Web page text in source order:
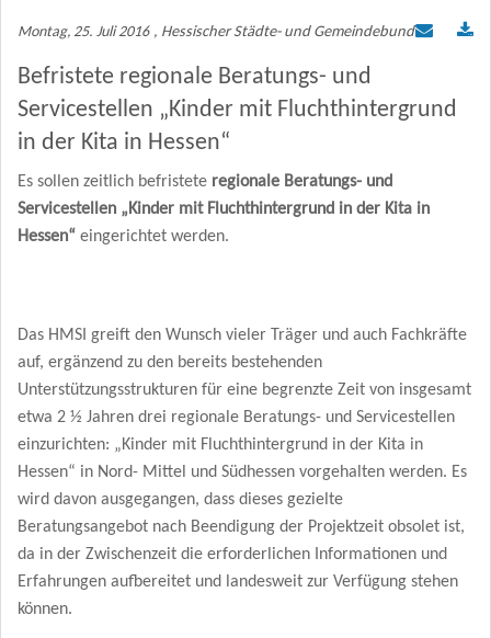
Montag, 25. Juli 2016 , Hessischer Städte- und Gemeindebund
Befristete regionale Beratungs- und
Servicestellen „Kinder mit Fluchthintergrund
in der Kita in Hessen“
Es sollen zeitlich befristete regionale Beratungs- und
Servicestellen „Kinder mit Fluchthintergrund in der Kita in
Hessen“ eingerichtet werden.
Das HMSI greift den Wunsch vieler Träger und auch Fachkräfte
auf, ergänzend zu den bereits bestehenden
Unterstützungsstrukturen für eine begrenzte Zeit von insgesamt
etwa 2 ½ Jahren drei regionale Beratungs- und Servicestellen
einzurichten: „Kinder mit Fluchthintergrund in der Kita in
Hessen“ in Nord- Mittel und Südhessen vorgehalten werden. Es
wird davon ausgegangen, dass dieses gezielte
Beratungsangebot nach Beendigung der Projektzeit obsolet ist,
da in der Zwischenzeit die erforderlichen Informationen und
Erfahrungen aufbereitet und landesweit zur Verfügung stehen
können.